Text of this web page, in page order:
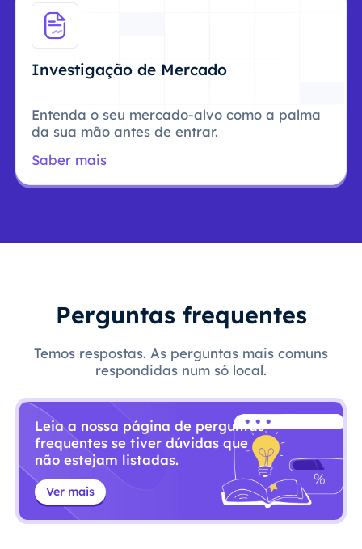
Investigação de Mercado
Entenda o seu mercado-alvo como a palma
da sua mão antes de entrar.
Saber mais
Perguntas frequentes
Temos respostas. As perguntas mais comuns
respondidas num só local.
Leia a nossa página de perguntas
frequentes se tiver dúvidas que
não estejam listadas.
Ver mais